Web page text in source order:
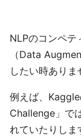
NLPのコンペ
（Data
したい時ありま
例えば、
Challenge」で
れていたりしま